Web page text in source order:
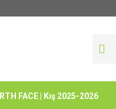
FACE | Kış 2025-2026